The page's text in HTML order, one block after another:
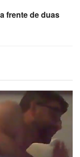
frente de duas